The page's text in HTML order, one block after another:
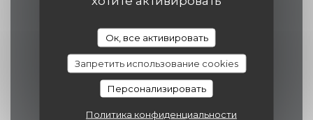
Ок, все активировать
Запретить использование cookies
Персонализировать
Политика конфиденциальности
Денежные средства, ресторан Titres,
Contact, Apple Pay, Праздничные
ваучеры, Проверка Sodexo, Билет в
ресторане, Без контакта, Mobile
payment, Ticket restaurant dématérialisé